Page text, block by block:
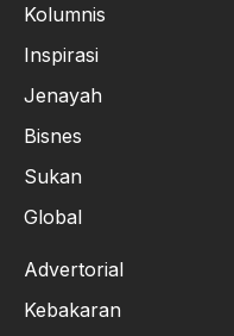
Kolumnis
Inspirasi
Jenayah
Bisnes
Sukan
Global
Advertorial
Kebakaran